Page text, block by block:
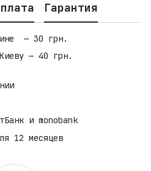
Гарантия
— 30 грн.
— 40 грн.
и monobank
12 месяцев